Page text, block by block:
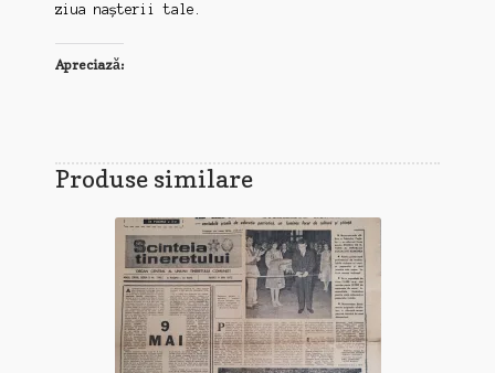
ziua nașterii tale.
Apreciază:
Produse similare